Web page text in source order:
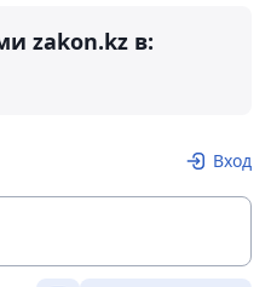
zakon.kz в:
Вход